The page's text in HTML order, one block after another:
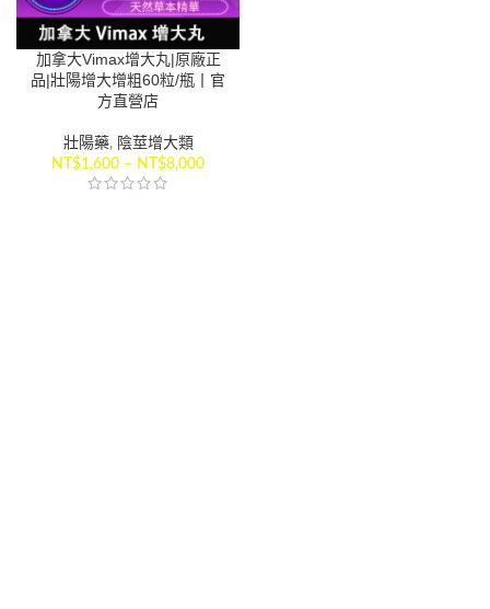
加拿大Vimax增大丸|原廠正
品|壯陽增大增粗60粒/瓶丨官
方直營店
壯陽藥, 陰莖增大類
NT$1,600 – NT$8,000